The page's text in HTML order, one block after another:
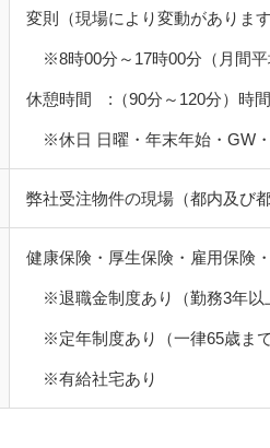
変則（現場により変動があります
※8時00分～17時00分（月間平
休憩時間 :（90分～120分）時間
※休日 日曜・年末年始・GW
弊社受注物件の現場（都内及び
健康保険・厚生保険・雇用保険
※退職金制度あり（勤務3年以
※定年制度あり（一律65歳まで
※有給社宅あり